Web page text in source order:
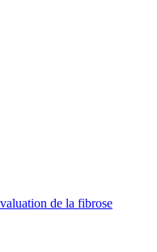
de la fibrose